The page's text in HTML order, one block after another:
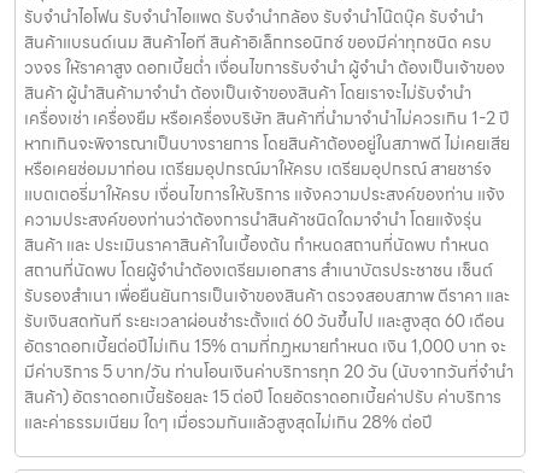
รับจำนำไอโฟน รับจำนำไอแพด รับจำนำกล้อง รับจำนำโน๊ตบุ๊ค รับจำนำ
สินค้าแบรนด์เนม สินค้าไอที สินค้าอิเล็กทรอนิกซ์ ของมีค่าทุกชนิด ครบ
วงจร ให้ราคาสูง ดอกเบี้ยต่ำ เงื่อนไขการรับจำนำ ผู้จำนำ ต้องเป็นเจ้าของ
สินค้า ผู้นำสินค้ามาจำนำ ต้องเป็นเจ้าของสินค้า โดยเราจะไม่รับจำนำ
เครื่องเช่า เครื่องยืม หรือเครื่องบริษัท สินค้าที่นำมาจำนำไม่ควรเกิน 1-2 ปี
หากเกินจะพิจารณาเป็นบางรายการ โดยสินค้าต้องอยู่ในสภาพดี ไม่เคยเสีย
หรือเคยซ่อมมาก่อน เตรียมอุปกรณ์มาให้ครบ เตรียมอุปกรณ์ สายชาร์จ
แบตเตอรี่มาให้ครบ เงื่อนไขการให้บริการ แจ้งความประสงค์ของท่าน แจ้ง
ความประสงค์ของท่านว่าต้องการนำสินค้าชนิดใดมาจำนำ โดยแจ้งรุ่น
สินค้า และ ประเมินราคาสินค้าในเบื้องต้น กำหนดสถานที่นัดพบ กำหนด
สถานที่นัดพบ โดยผู้จำนำต้องเตรียมเอกสาร สำเนาบัตรประชาชน เซ็นต์
รับรองสำเนา เพื่อยืนยันการเป็นเจ้าของสินค้า ตรวจสอบสภาพ ตีราคา และ
รับเงินสดทันที ระยะเวลาผ่อนชำระตั้งแต่ 60 วันขึ้นไป และสูงสุด 60 เดือน
อัตราดอกเบี้ยต่อปีไม่เกิน 15% ตามที่กฏหมายกำหนด เงิน 1,000 บาท จะ
มีค่าบริการ 5 บาท/วัน ท่านโอนเงินค่าบริการทุก 20 วัน (นับจากวันที่จำนำ
สินค้า) อัตราดอกเบี้ยร้อยละ 15 ต่อปี โดยอัตราดอกเบี้ยค่าปรับ ค่าบริการ
และค่าธรรมเนียม ใดๆ เมื่อรวมกันแล้วสูงสุดไม่เกิน 28% ต่อปี